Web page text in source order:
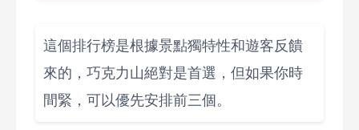
這個排行榜是根據景點獨特性和遊客反饋
來的，巧克力山絕對是首選，但如果你時
間緊，可以優先安排前三個。